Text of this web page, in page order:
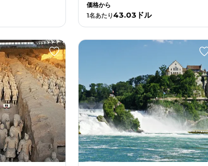
価格から
1名あたり43.03ドル